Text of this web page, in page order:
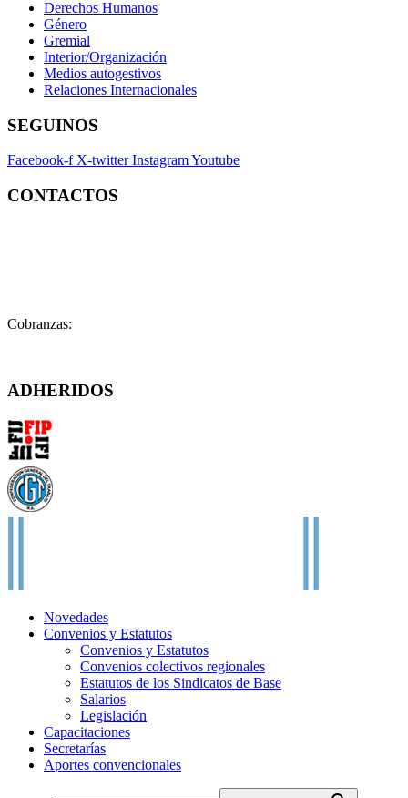
Derechos Humanos
Género
Gremial
Interior/Organización
Medios autogestivos
Relaciones Internacionales
SEGUINOS
Facebook-f X-twitter InstagramYoutube
CONTACTOS
Cobranzas:
ADHERIDOS
Novedades
Convenios y Estatutos
Convenios y Estatutos
Convenios colectivos regionales
Estatutos de los Sindicatos de Base
Salarios
Legislación
Capacitaciones
Secretarías
Aportes convencionales